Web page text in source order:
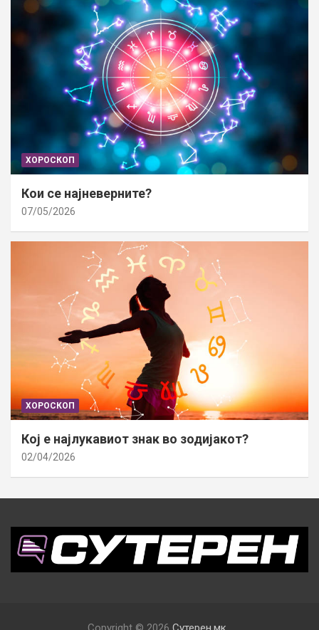
ХОРОСКОП
Кои се најневерните?
07/05/2026
ХОРОСКОП
Кој е најлукавиот знак во зодијакот?
02/04/2026